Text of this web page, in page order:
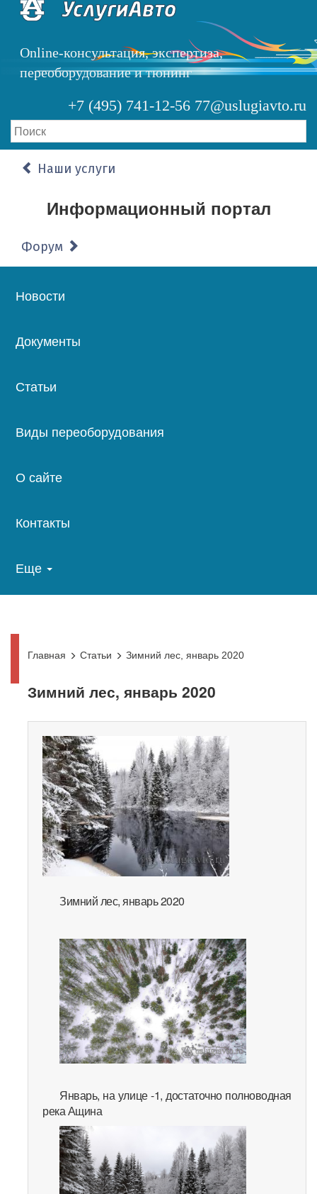
Перейти
содержанию
Online-консультация, экспертиза,
переоборудование и тюнинг
+7 (495) 741-12-56 77@uslugiavto.ru
Наши услуги
Информационный портал
Форум
Основная
Новости
Документы
Статьи
Виды переоборудования
О сайте
Контакты
Еще
Главная Статьи Зимний лес, январь 2020
Зимний лес, январь 2020
Зимний лес, январь 2020
Январь, на улице -1, достаточно полноводная
река Ащина